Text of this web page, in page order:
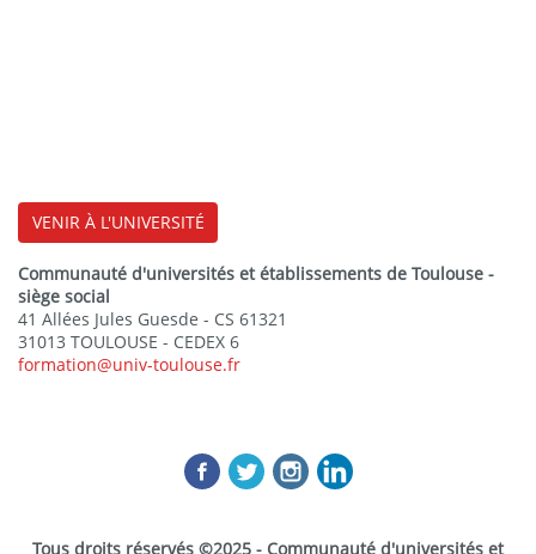
VENIR À L'UNIVERSITÉ
Communauté d'universités et établissements de Toulouse -
siège social
41 Allées Jules Guesde - CS 61321
31013 TOULOUSE - CEDEX 6
formation@univ-toulouse.fr
Tous droits réservés ©2025 - Communauté d'universités et